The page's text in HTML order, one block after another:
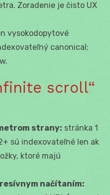
Zoradenie je čisto UX
vysokodopytové
canonical;
scroll“
strany: stránka 1
sú indexovateľné len ak
ktoré majú
načítaním: